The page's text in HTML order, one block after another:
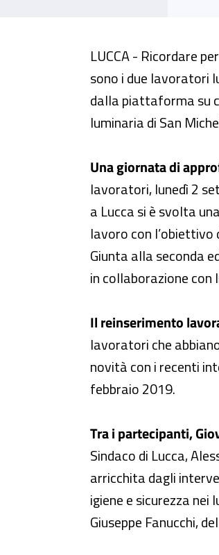
“E dopo?” Il
LUCCA - Ricordare
sono i due lavoratori
dalla piattaforma su
luminaria di San
Una giornata di
lavoratori, lunedì 2
a Lucca si è svolta
lavoro con l’obiettivo
Giunta alla seconda
in collaborazione con
Il reinserimento
lavoratori che
novità con i recenti
febbraio 2019.
Tra i partecipanti,
Sindaco di Lucca,
arricchita dagli
igiene e sicurezza
Giuseppe Fanucchi,